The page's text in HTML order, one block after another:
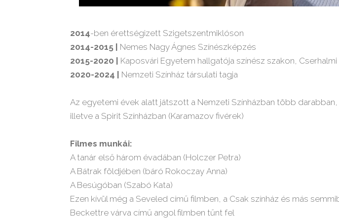
2014-ben érettségizett Szigetszentmiklóson
2014-2015 |
Nemes Nagy Ágnes Színészképzés
2015-2020 |
Kaposvári Egyetem hallgatója színész szakon,
2020-2024 |
Nemzeti Színház társulati tagja
Az egyetemi évek alatt játszott a Nemzeti Színházban több
illetve a Spirit Színházban (Karamazov fivérek)
Filmes munkái:
A tanár első három évadában (Holczer Petra)
A Bátrak földjében (báró Rokoczay Anna)
A Besúgóban (Szabó Kata)
Ezen kívül még a Seveled című filmben, a Csak színház és más
Beckettre várva című angol filmben tűnt fel